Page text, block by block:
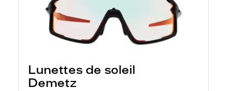
Lunettes de soleil
Demetz